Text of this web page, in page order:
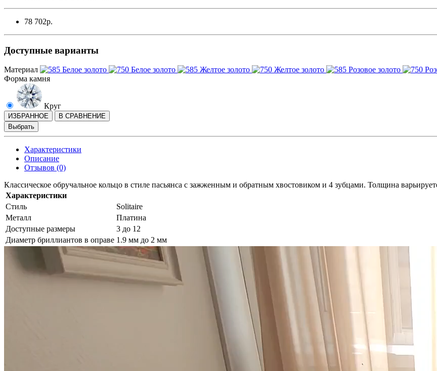
78 702р.
Доступные варианты
Материал
Форма камня
Круг
ИЗБРАННОЕ
В СРАВНЕНИЕ
Выбрать
Характеристики
Описание
Отзывов (0)
Классическое обручальное кольцо в стиле пасьянса с зажженным и обратным хвостовиком и 4 зубцами. Толщина
Характеристики
Стиль
Solitaire
Металл
Платина
Доступные размеры
3 до 12
Диаметр бриллиантов в оправе 1.9 мм до 2 мм